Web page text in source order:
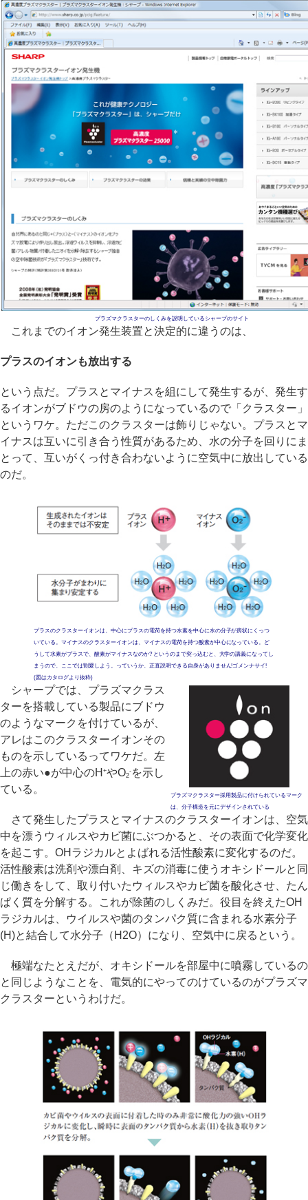
プラズマクラスターのしくみを説明しているシャープのサイト
これまでのイオン発生装置と決定的に違うのは、
プラスのイオンも放出する
という点だ。プラスとマイナスを組にして発生するが、発生す
るイオンがブドウの房のようになっているので「クラスター」
というワケ。ただこのクラスターは飾りじゃない。プラスとマ
イナスは互いに引き合う性質があるため、水の分子を回りにま
とって、互いがくっ付き合わないように空気中に放出している
のだ。
プラスのクラスターイオンは、中心にプラスの電荷を持つ水素を中心に水の分子が房状にくっつ
いている。マイナスのクラスターイオンは、マイナスの電荷を持つ酸素が中心になっている。ど
うして水素がプラスで、酸素がマイナスなのか? というのまで突っ込むと、大学の講義になってし
まうので、ここでは割愛しよう。っていうか、正直説明できる自身がありません!ゴメンナサイ!
(図はカタログより抜粋)
プラズマクラスター採用製品に付けられているマーク
は、分子構造を元にデザインされている
シャープでは、プラズマクラス
ターを搭載している製品にブドウ
のようなマークを付けているが、
アレはこのクラスターイオンその
ものを示しているってワケだ。左
上の赤い●が中心のH +やO2
-を示し
ている。
さて発生したプラスとマイナスのクラスターイオンは、空気
中を漂うウィルスやカビ菌にぶつかると、その表面で化学変化
を起こす。OHラジカルとよばれる活性酸素に変化するのだ。
活性酸素は洗剤や漂白剤、キズの消毒に使うオキシドールと同
じ働きをして、取り付いたウィルスやカビ菌を酸化させ、たん
ぱく質を分解する。これが除菌のしくみだ。役目を終えたOH
ラジカルは、ウイルスや菌のタンパク質に含まれる水素分子
(H)と結合して水分子（H2O）になり、空気中に戻るという。
極端なたとえだが、オキシドールを部屋中に噴霧しているの
と同じようなことを、電気的にやってのけているのがプラズマ
クラスターというわけだ。